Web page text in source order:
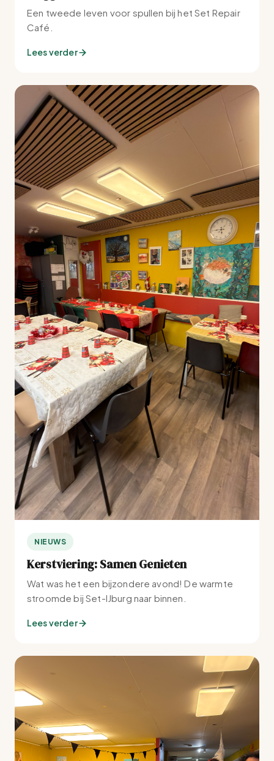
Een tweede leven voor spullen bij het Set Repair
Café.
Lees verder
NIEUWS
Kerstviering: Samen Genieten
Wat was het een bijzondere avond! De warmte
stroomde bij Set-IJburg naar binnen.
Lees verder